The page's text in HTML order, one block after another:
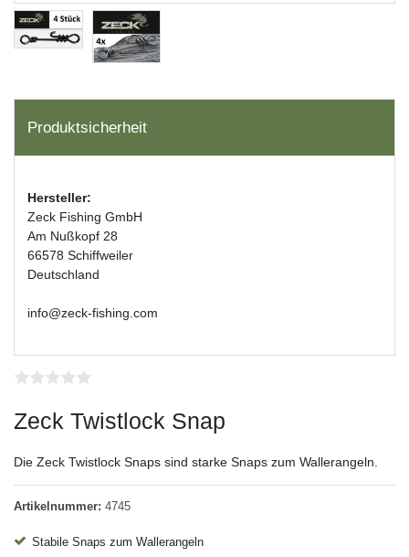
Produktsicherheit
Hersteller:
Zeck Fishing GmbH
Am Nußkopf 28
66578 Schiffweiler
Deutschland
info@zeck-fishing.com
Zeck Twistlock Snap
Die Zeck Twistlock Snaps sind starke Snaps zum Wallerangeln.
Artikelnummer: 4745
Stabile Snaps zum Wallerangeln